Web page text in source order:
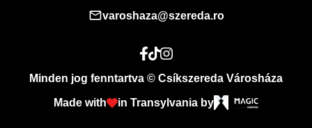
mail_outlinevaroshaza@szereda.ro
Minden jog fenntartva © Csíkszereda Városháza
Made with in Transylvania by